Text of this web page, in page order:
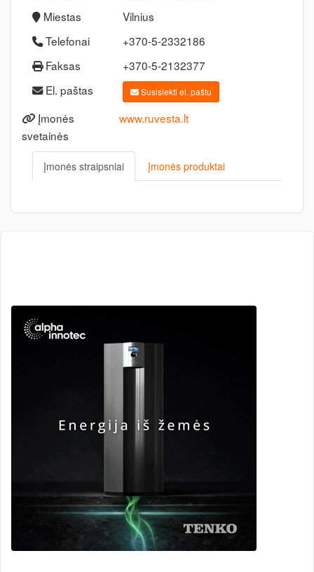
Miestas
Vilnius
Telefonai
+370-5-2332186
Faksas
+370-5-2132377
El. paštas
Susisiekti el. paštu
Įmonės
svetainės
www.ruvesta.lt
Įmonės straipsniai Įmonės produktai